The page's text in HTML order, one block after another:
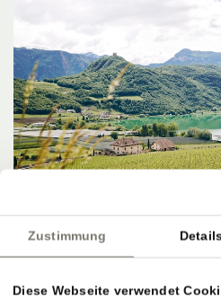
Zustimmung Details
Diese Webseite verwendet